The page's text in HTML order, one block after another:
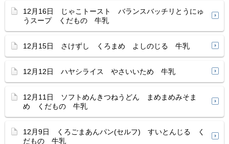
12月16日 じゃこトースト バランスバッチリとうにゅ
うスープ くだもの 牛乳
12月15日 さけずし くろまめ よしのじる 牛乳
12月12日 ハヤシライス やさいいため 牛乳
12月11日 ソフトめんきつねうどん まめまめみそま
め くだもの 牛乳
12月9日 くろごまあんパン(セルフ) すいとんじる く
だもの 牛乳